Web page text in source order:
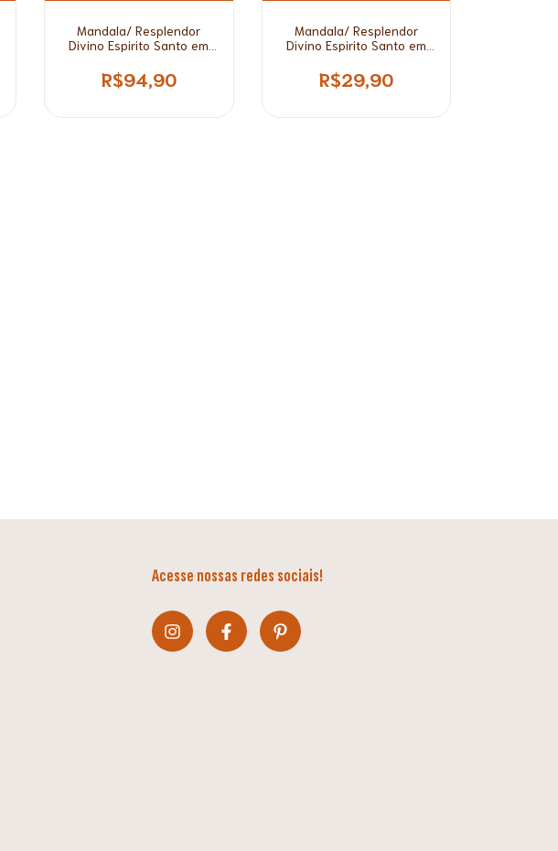
Mandala/ Resplendor
Divino Espirito Santo em
R$94,90
Mandala/ Resplendor
Divino Espirito Santo em
R$29,90
Acesse nossas redes sociais!